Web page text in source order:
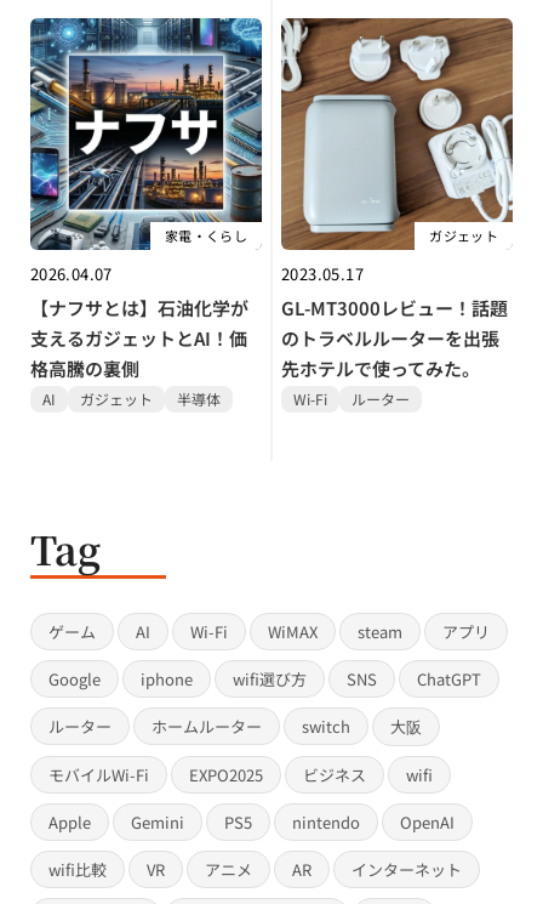
家電・くらし
2026.04.07
【ナフサとは】石油化学が
支えるガジェットとAI！価
格高騰の裏側
AI ガジェット 半導体
ガジェット
2023.05.17
GL-MT3000レビュー！話題
のトラベルルーターを出張
先ホテルで使ってみた。
Wi-Fi ルーター
Tag
ゲーム AI Wi-Fi WiMAX steam アプリ
Google iphone wifi選び方 SNS ChatGPT
ルーター ホームルーター switch 大阪
モバイルWi-Fi EXPO2025 ビジネス wifi
Apple Gemini PS5 nintendo OpenAI
wifi比較 VR アニメ AR インターネット